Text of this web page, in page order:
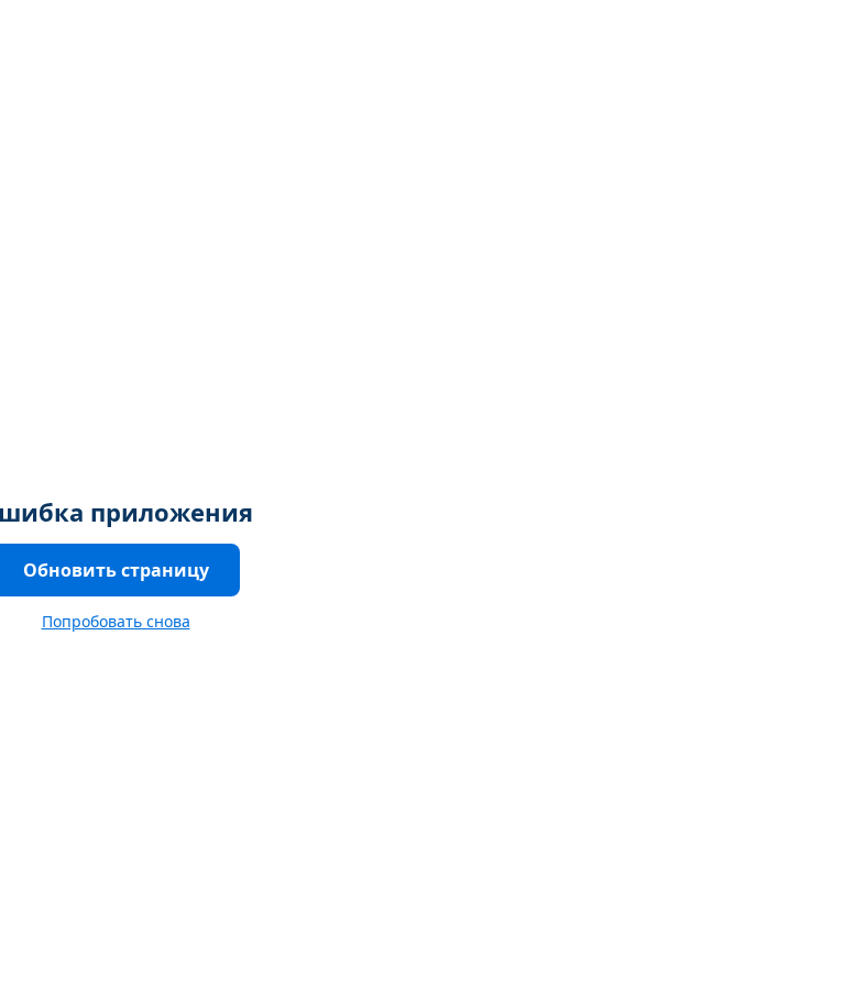
приложения
Обновить страницу
Попробовать снова